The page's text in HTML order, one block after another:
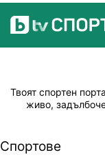
Твоят спортен
живо,
Спортове